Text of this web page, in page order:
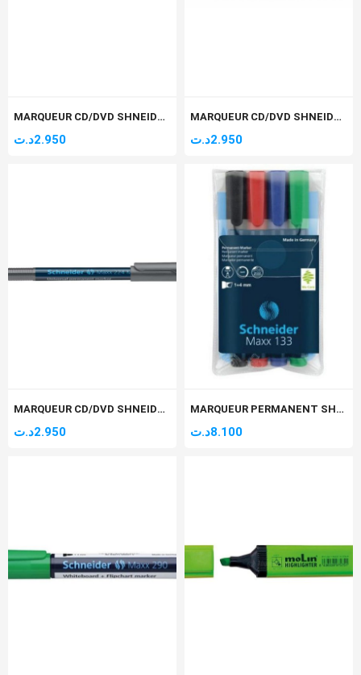
MARQUEUR CD/DVD SHNEIDER 224 MOYEN 1MM ROUGE
2.950د.ت
MARQUEUR CD/DVD SHNEIDER 220 SUPER FINE 0,4MM VERT
2.950د.ت
MARQUEUR CD/DVD SHNEIDER 224 MOYEN 1MM VERT
2.950د.ت
MARQUEUR PERMANENT SHNEIDER MAXX 133 PQT DE 4
8.100د.ت